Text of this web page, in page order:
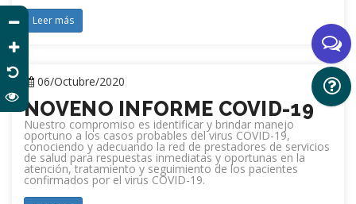
Leer más
06/Octubre/2020
NOVENO INFORME COVID-19
Nuestro compromiso es identificar y brindar manejo
oportuno a los casos probables del virus COVID-19,
conociendo y adecuando la red de prestadores de servicios
de salud para respuestas inmediatas y oportunas en la
atención, tratamiento y seguimiento de los pacientes
confirmados por el virus COVID-19.